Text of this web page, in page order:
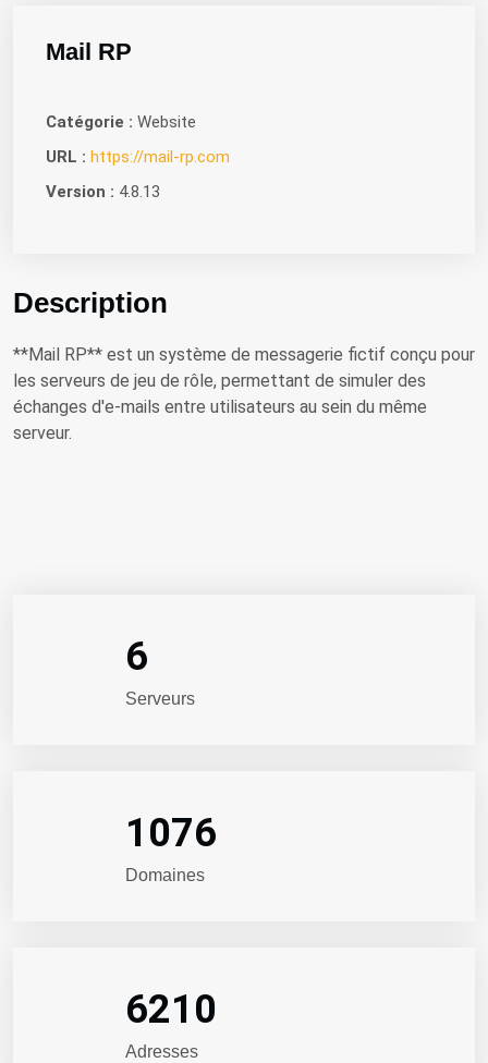
Mail RP
Catégorie : Website
URL : https://mail-rp.com
Version : 4.8.13
Description
**Mail RP** est un système de messagerie fictif conçu pour
les serveurs de jeu de rôle, permettant de simuler des
échanges d'e-mails entre utilisateurs au sein du même
serveur.
6
Serveurs
1076
Domaines
6210
Adresses